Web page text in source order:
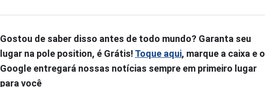
Gostou de saber disso antes de todo mundo? Garanta seu
lugar na pole position, é Grátis! Toque aqui, marque a caixa e o
Google entregará nossas notícias sempre em primeiro lugar
para você